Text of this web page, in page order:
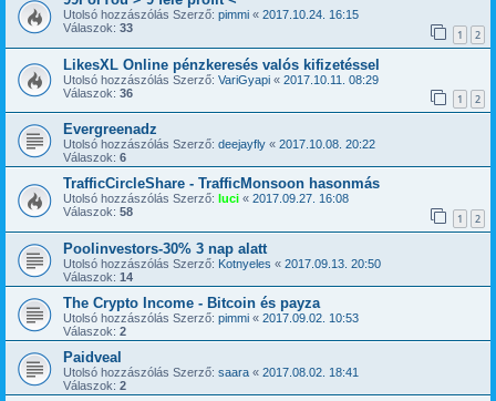
Utolsó hozzászólás Szerző: pimmi « 2017.10.24. 16:15
Válaszok: 33 1 2
LikesXL Online pénzkeresés valós kifizetéssel
Utolsó hozzászólás Szerző: VariGyapi « 2017.10.11. 08:29
Válaszok: 36 1 2
Evergreenadz
Utolsó hozzászólás Szerző: deejayfly « 2017.10.08. 20:22
Válaszok: 6
TrafficCircleShare - TrafficMonsoon hasonmás
Utolsó hozzászólás Szerző: luci « 2017.09.27. 16:08
Válaszok: 58 1 2
Poolinvestors-30% 3 nap alatt
Utolsó hozzászólás Szerző: Kotnyeles « 2017.09.13. 20:50
Válaszok: 14
The Crypto Income - Bitcoin és payza
Utolsó hozzászólás Szerző: pimmi « 2017.09.02. 10:53
Válaszok: 2
Paidveal
Utolsó hozzászólás Szerző: saara « 2017.08.02. 18:41
Válaszok: 2